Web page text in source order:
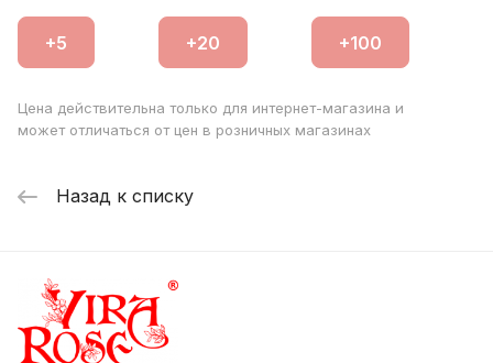
Цена действительна только для интернет-магазина и
может отличаться от цен в розничных магазинах
Назад к списку